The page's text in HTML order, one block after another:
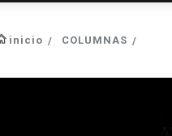
inicio COLUMNAS